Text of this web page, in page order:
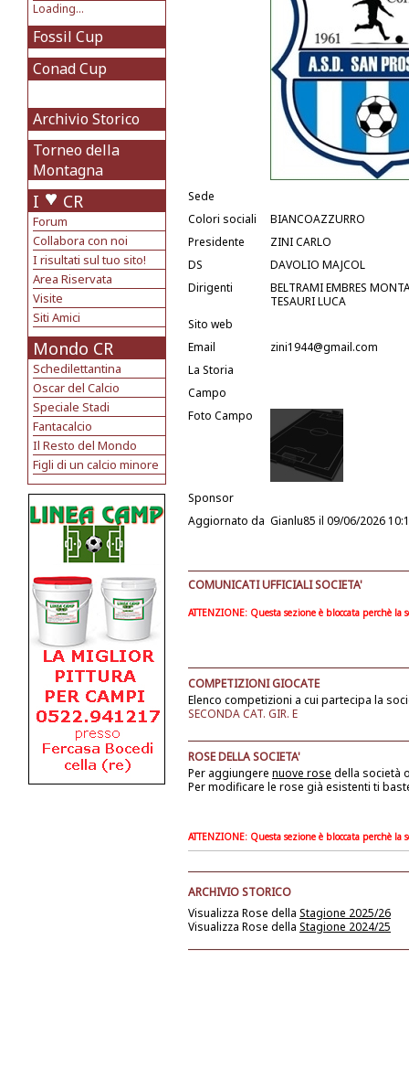
Loading...
Fossil Cup
Conad Cup
Archivio Storico
Torneo della
Montagna
I CR
Forum
Collabora con noi
I risultati sul tuo sito!
Area Riservata
Visite
Siti Amici
Mondo CR
Schedilettantina
Oscar del Calcio
Speciale Stadi
Fantacalcio
Il Resto del Mondo
Figli di un calcio minore
Sede
Colori sociali
BIANCOAZZURRO
Presidente
ZINI CARLO
DS
DAVOLIO MAJCOL
Dirigenti
BELTRAMI EMBRES
TESAURI LUCA
Sito web
Email
zini1944@gmail.com
La Storia
Campo
Foto Campo
Sponsor
Aggiornato da Gianlu85 il 09/06/2026
COMUNICATI UFFICIALI SOCIETA'
ATTENZIONE: Questa sezione è bloccata perchè
COMPETIZIONI GIOCATE
Elenco competizioni a cui partecipa la
SECONDA CAT. GIR. E
ROSE DELLA SOCIETA'
Per aggiungere nuove rose della società
Per modificare le rose già esistenti ti
ATTENZIONE: Questa sezione è bloccata perchè
ARCHIVIO STORICO
Visualizza Rose della Stagione 2025/26
Visualizza Rose della Stagione 2024/25